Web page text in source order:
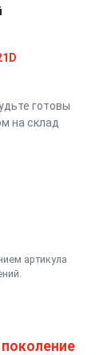
готовы
на склад
артикула